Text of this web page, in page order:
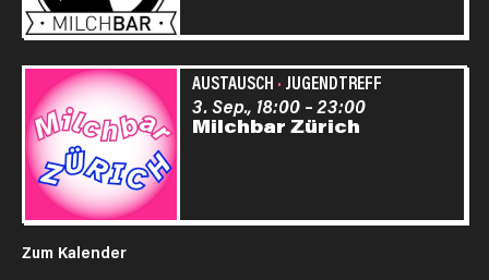
AUSTAUSCH · JUGENDTREFF
Milchbar Zürich
3. Sep., 18:00–23:00
Zum Kalender